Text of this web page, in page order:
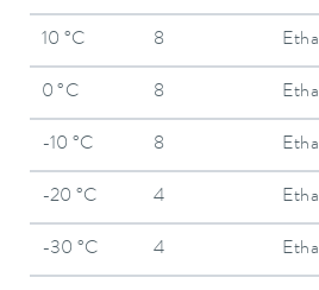
10 °C 8
0 °C 8
-10 °C 8
-20 °C 4
-30 °C 4